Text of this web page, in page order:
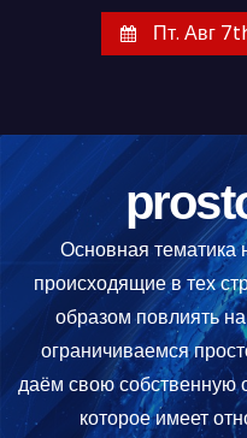
е
р
Пт. Авг
Основная тематика
происходящие в тех
образом повлиять
ограничиваемся
даём свою собственную
которое имеет